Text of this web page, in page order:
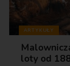
ARTYKUŁY
loty od